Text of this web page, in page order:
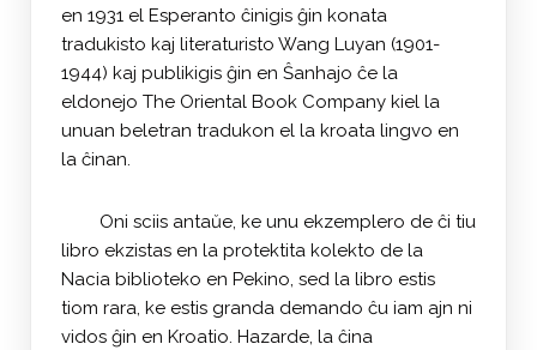
en 1931 el Esperanto ĉinigis ĝin konata
tradukisto kaj literaturisto Wang Luyan (1901-
1944) kaj publikigis ĝin en Ŝanhajo ĉe la
eldonejo The Oriental Book Company kiel la
unuan beletran tradukon el la kroata lingvo en
la ĉinan.
Oni sciis antaŭe, ke unu ekzemplero de ĉi tiu
libro ekzistas en la protektita kolekto de la
Nacia biblioteko en Pekino, sed la libro estis
tiom rara, ke estis granda demando ĉu iam ajn ni
vidos ĝin en Kroatio. Hazarde, la ĉina